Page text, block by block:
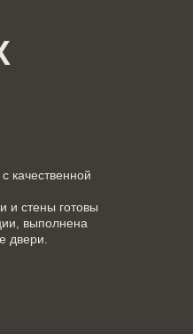
качественной
и стены готовы
выполнена
двери.